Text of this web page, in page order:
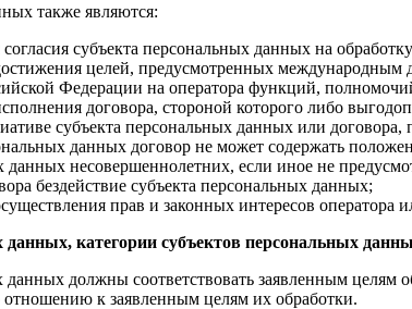
также являются:
субъекта персональных данных на
целей, предусмотренных
Федерации на оператора функций,
договора, стороной которого либо
субъекта персональных данных или
данных договор не может содержать
несовершеннолетних, если иное не
бездействие субъекта персональных данных;
прав и законных интересов оператора
категории субъектов персональных
должны соответствовать заявленным
к заявленным целям их обработки.